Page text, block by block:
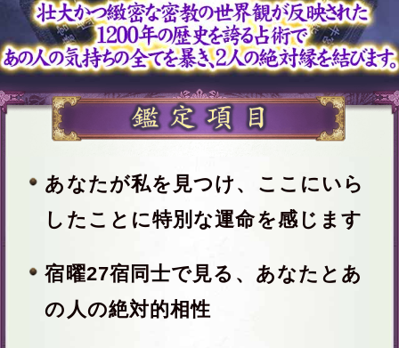
※全角15文字以内、省略可
年 月 日
※必須